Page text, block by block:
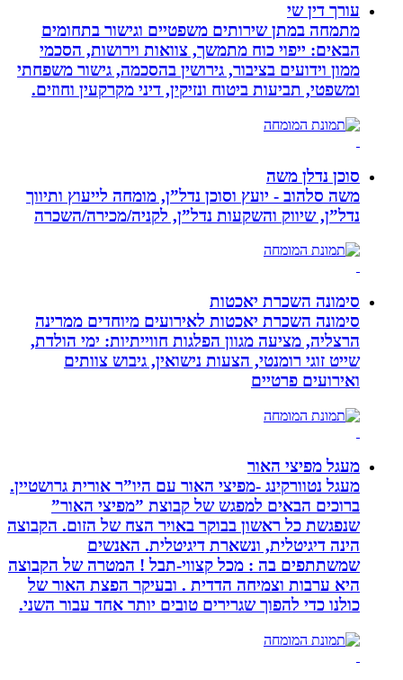
עורך דין שי
מתמחה במתן שירותים משפטיים וגישור בתחומים
הבאים: ייפוי כוח מתמשך, צוואות וירושות, הסכמי
ממון וידועים בציבור, גירושין בהסכמה, גישור משפחתי
ומשפטי, תביעות ביטוח ונזיקין, דיני מקרקעין וחוזים.
סוכן נדלן משה
משה סלהוב - יועץ וסוכן נדל”ן, מומחה לייעוץ ותיווך
נדל”ן, שיווק והשקעות נדל”ן, לקניה/מכירה/השכרה
סימונה השכרת יאכטות
סימונה השכרת יאכטות לאירועים מיוחדים ממרינה
הרצליה, מציעה מגוון הפלגות חווייתיות: ימי הולדת,
שייט זוגי רומנטי, הצעות נישואין, גיבוש צוותים
ואירועים פרטיים
מעגל מפיצי האור
מעגל נטוורקינג -מפיצי האור עם היו”ר אורית גרושטיין.
ברוכים הבאים למפגש של קבוצת ”מפיצי האור”
שנפגשת כל ראשון בבוקר באויר הצח של הזום. הקבוצה
הינה דיגיטלית, ונשארת דיגיטלית. האנשים
שמשתתפים בה : מכל קצווי-תבל ! המטרה של הקבוצה
היא ערבות וצמיחה הדדית . ובעיקר הפצת האור של
כולנו כדי להפוך שגרירים טובים יותר אחד עבור השני.